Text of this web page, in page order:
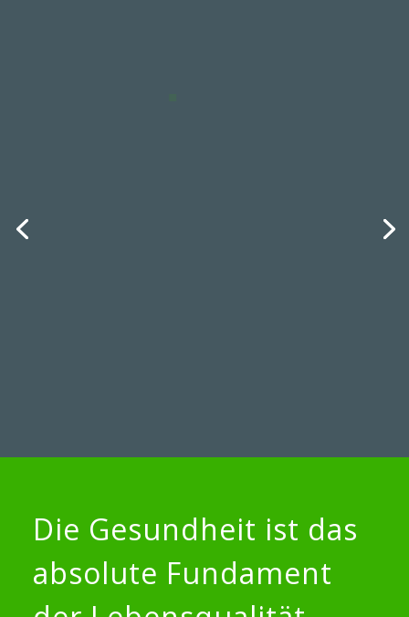
Die Gesundheit ist das
absolute Fundament